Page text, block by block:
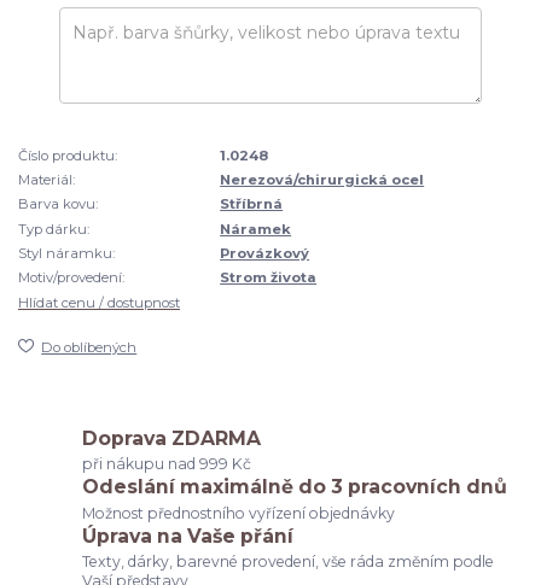
Číslo produktu:
1.0248
Materiál:
Nerezová/chirurgická ocel
Barva kovu:
Stříbrná
Typ dárku:
Náramek
Styl náramku:
Provázkový
Motiv/provedení:
Strom života
Hlídat cenu / dostupnost
Do oblíbených
Doprava ZDARMA
při nákupu nad 999 Kč
Odeslání maximálně do 3 pracovních dnů
Možnost přednostního vyřízení objednávky
Úprava na Vaše přání
Texty, dárky, barevné provedení, vše ráda změním podle
Vaší představy